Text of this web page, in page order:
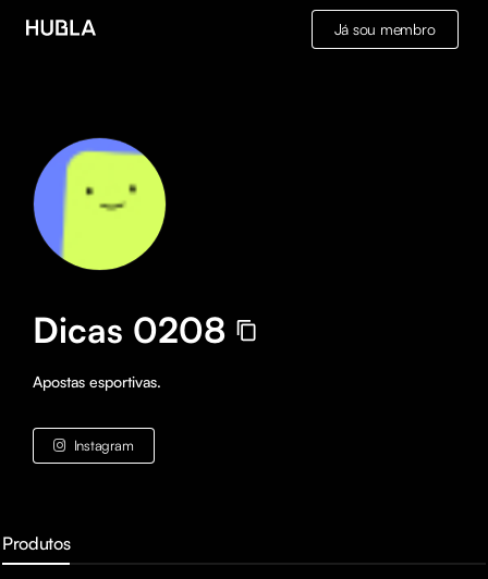
Já sou membro
Dicas 0208
Apostas esportivas.
Instagram
Produtos